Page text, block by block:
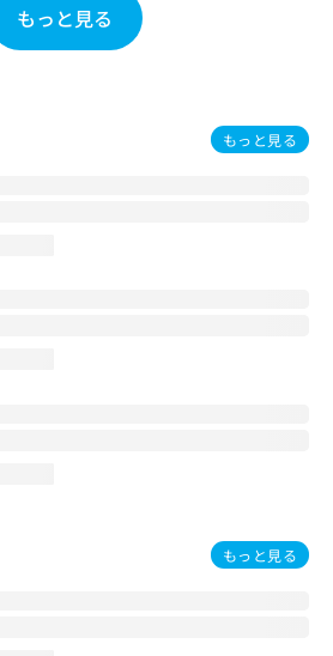
もっと見る
もっと見る
もっと見る